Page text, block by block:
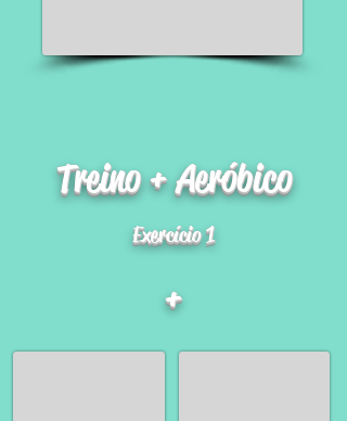
Treino + Aeróbico
Exercício 1
+